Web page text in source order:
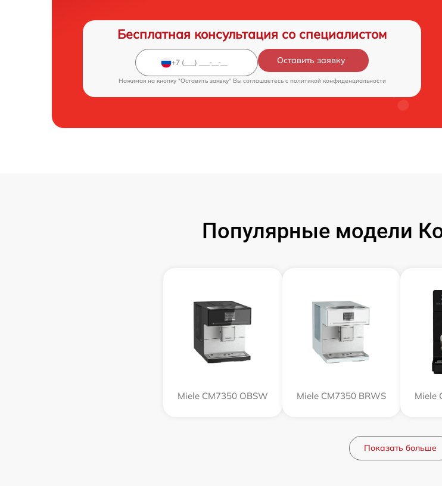
Бесплатная консультация со специалистом
Оставить заявку
Нажимая на кнопку "Оставить заявку" Вы соглашаетесь c политикой конфиденциальности
Популярные модели
Miele CM7350 OBSW Miele CM7350 BRWS Miele
Показать больше